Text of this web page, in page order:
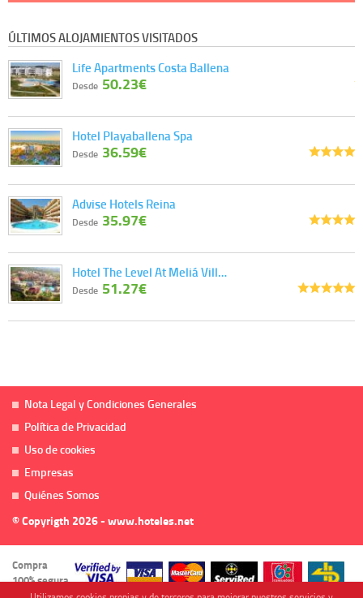
ÚLTIMOS ALOJAMIENTOS VISITADOS
Life Apartments Costa Ballena
Desde 50.23€
Hotel Playaballena Spa
Desde 36.59€
Advise Hotels Reina
Desde 35.97€
Hotel The Level At Meliá Vill…
Desde 51.27€
Nota Legal y Condiciones Generales
Política de Privacidad
Uso de cookies
Empresas
Quiénes Somos
© Copyrigth 2026 - www.hoteles.net
Compra
100% segura